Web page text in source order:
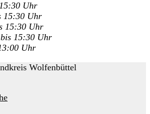
Uhr
15:30 Uhr
15:30 Uhr
15:30 Uhr
Uhr